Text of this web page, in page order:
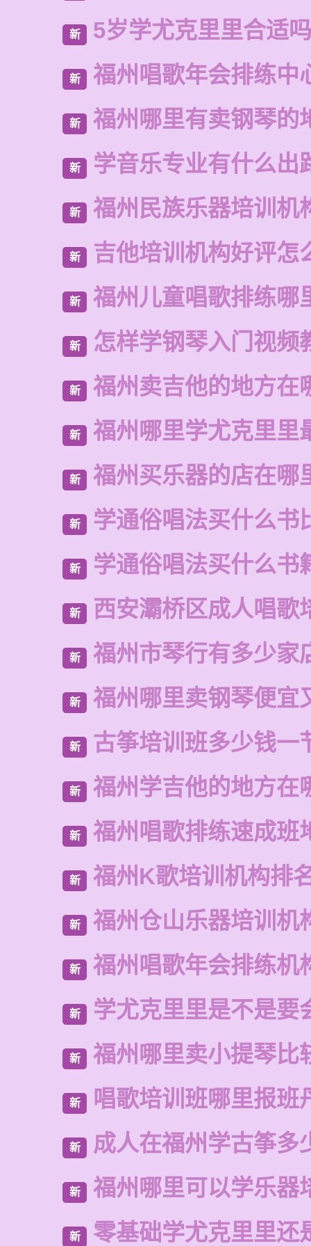
新 5岁学尤克里里合适
新 福州唱歌年会排练中
新 福州哪里有卖钢琴的
新 学音乐专业有什么出
新 福州民族乐器培训机
新 吉他培训机构好评怎
新 福州儿童唱歌排练哪
新 怎样学钢琴入门视频
新 福州卖吉他的地方在
新 福州哪里学尤克里里
新 福州买乐器的店在哪
新 学通俗唱法买什么书
新 学通俗唱法买什么书
新 西安灞桥区成人唱歌
新 福州市琴行有多少家
新 福州哪里卖钢琴便宜
新 古筝培训班多少钱一
新 福州学吉他的地方在
新 福州唱歌排练速成班
新 福州K歌培训机构排
新 福州仓山乐器培训机
新 福州唱歌年会排练机
新 学尤克里里是不是要
新 福州哪里卖小提琴比
新 唱歌培训班哪里报班
新 成人在福州学古筝多
新 福州哪里可以学乐器
新 零基础学尤克里里还